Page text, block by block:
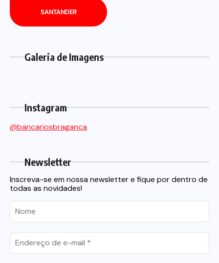
SANTANDER
Galeria de Imagens
Instagram
@bancariosbraganca
Newsletter
Inscreva-se em nossa newsletter e fique por dentro de
todas as novidades!